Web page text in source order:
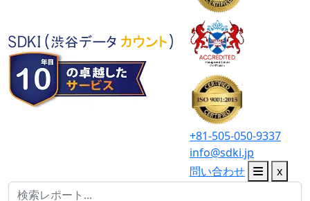
+81-505-050-9337
info@sdki.jp
問い合わせ
x